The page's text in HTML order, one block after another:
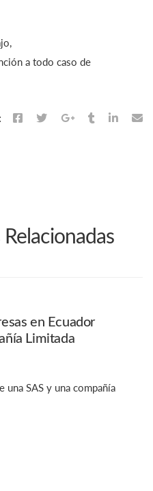
,
a todo caso de
en Ecuador
Limitada
una SAS y una compañía